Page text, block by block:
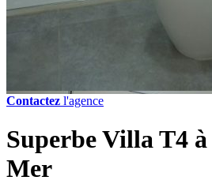
Contactez l'agence
Superbe Villa T4
Mer